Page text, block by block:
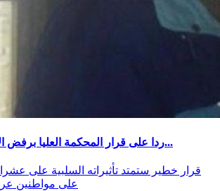
ردا على قرار المحكمة العليا برفض الالتماس لفتح تحقيق...
قرار خطير ستمتد تأثيراته السلبية على
على مواطنين